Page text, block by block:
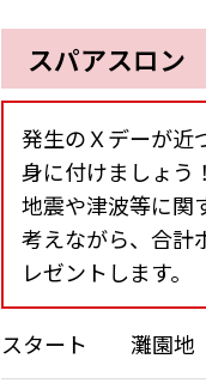
スパアスロン
発生のＸデーが近
身に付けましょう！
地震や津波等に関
考えながら、合計
レゼントします。
スタート 灘園地